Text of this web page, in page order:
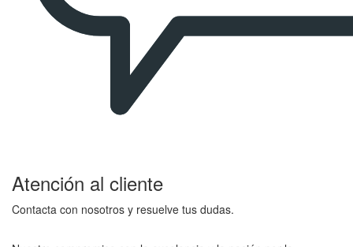
Atención al cliente
Contacta con nosotros y resuelve tus dudas.